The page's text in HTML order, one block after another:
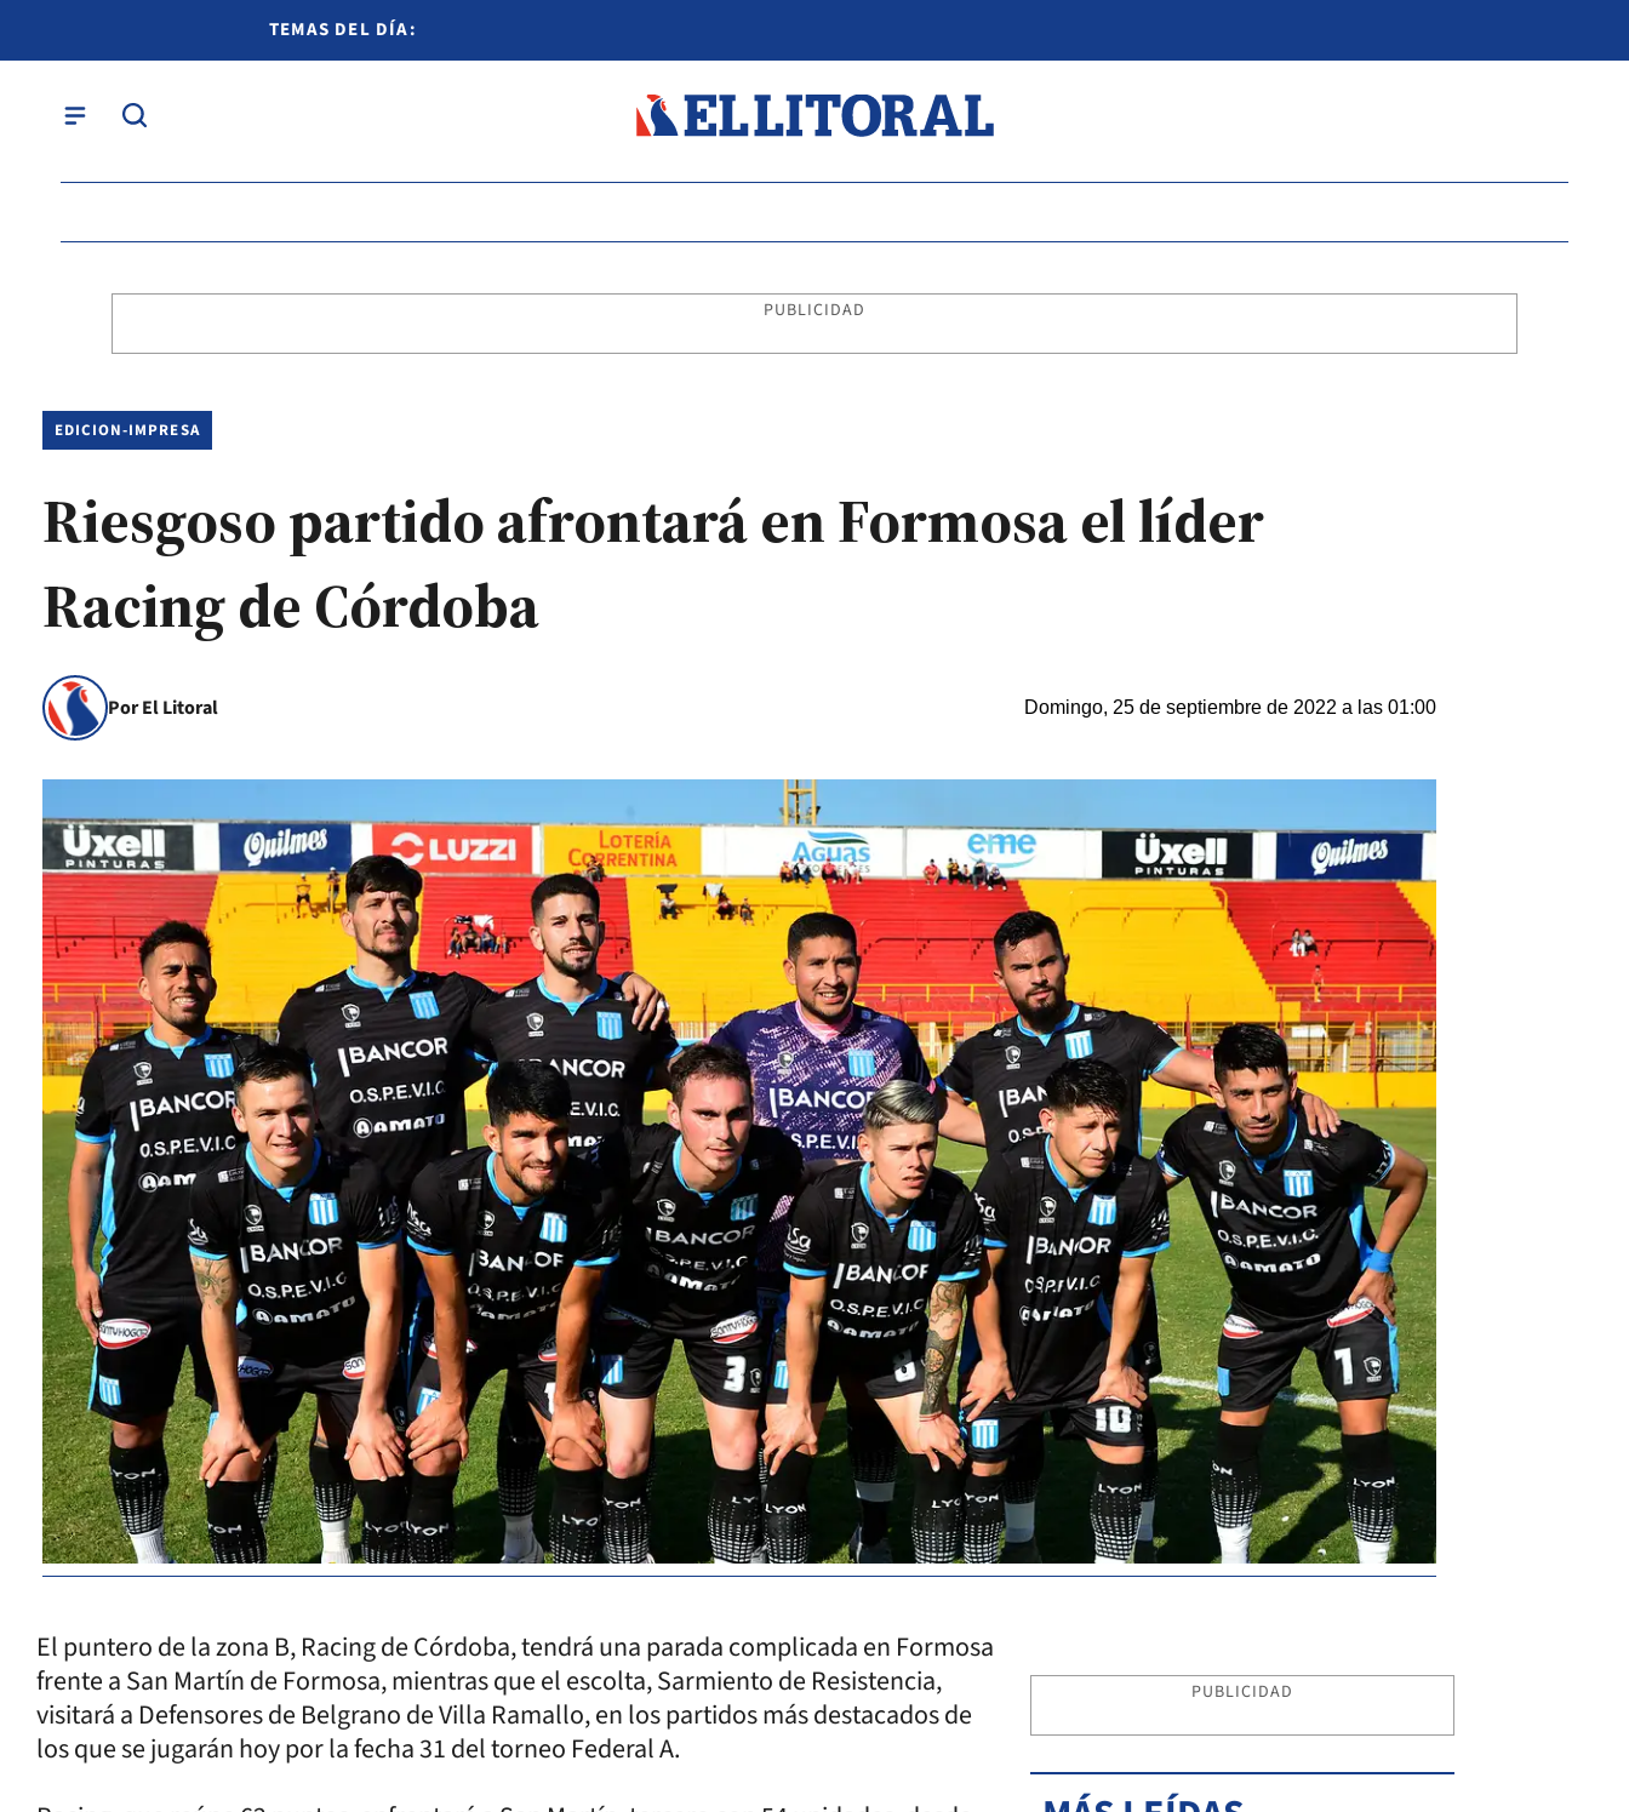
TEMAS DEL DÍA:
PUBLICIDAD
EDICION-IMPRESA
Riesgoso partido afrontará en Formosa el líder
Racing de Córdoba
Por El Litoral Domingo, 25 de septiembre de 2022 a las 01:00
El puntero de la zona B, Racing de Córdoba, tendrá una parada complicada en Formosa
frente a San Martín de Formosa, mientras que el escolta, Sarmiento de Resistencia,
visitará a Defensores de Belgrano de Villa Ramallo, en los partidos más destacados de
los que se jugarán hoy por la fecha 31 del torneo Federal A.
PUBLICIDAD